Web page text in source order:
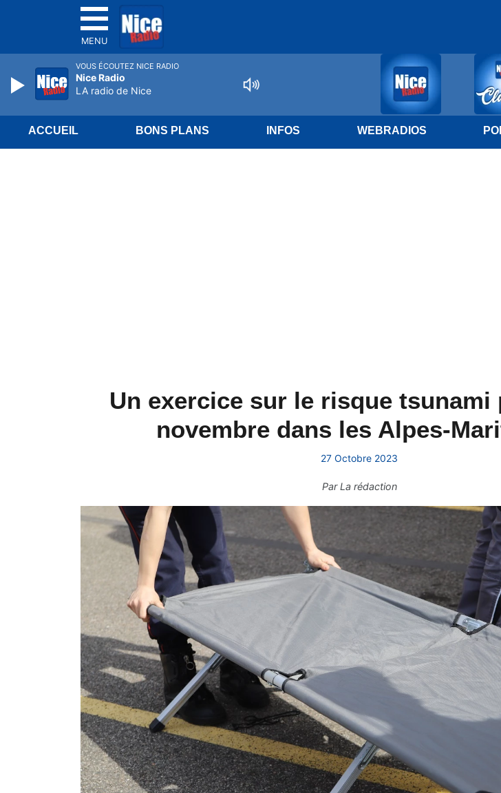
MENU
ACCUEIL BONS PLANS INFOS WEBRADIOS
Un exercice sur le risque tsunami
novembre dans les Alpes-
27 Octobre 2023
ParLa rédaction
VOUS ÉCOUTEZ NICE RADIO
Nice Radio
LA radio de Nice